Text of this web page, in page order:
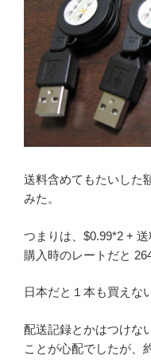
送料含めてもたいした
みた。
つまりは、$0.99*2 + 送
購入時のレートだと
日本だと１本も買えな
配送記録とかはつけな
ことが心配でしたが、